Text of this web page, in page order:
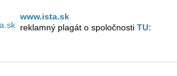
www.ista.sk
reklamný plagát o spoločnosti TU: